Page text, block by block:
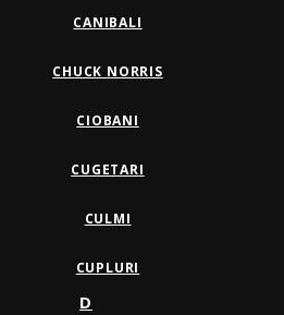
CANIBALI
CHUCK NORRIS
CIOBANI
CUGETARI
CULMI
CUPLURI
D